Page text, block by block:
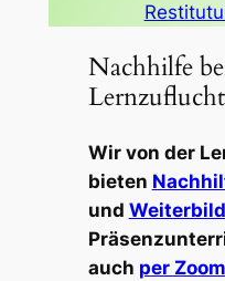
Nachhilfe
Wir von der
bieten
und
auch per